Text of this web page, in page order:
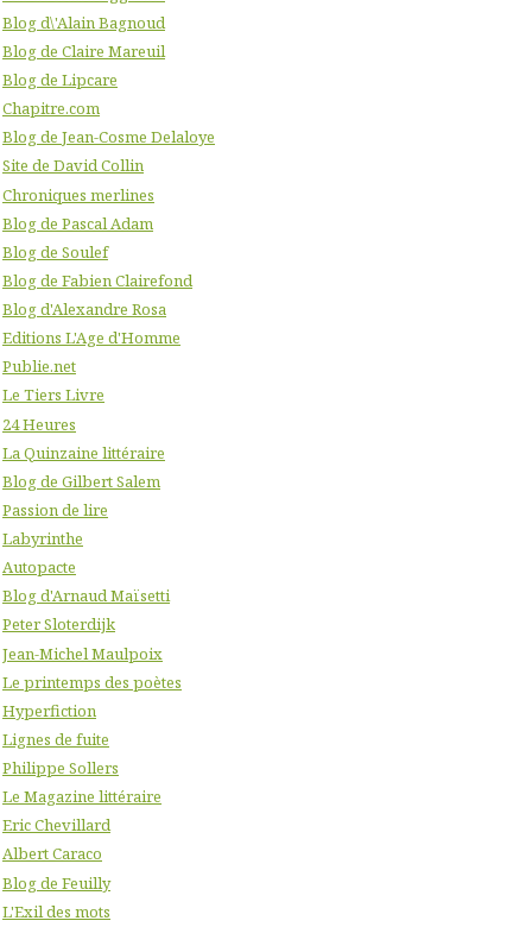
Blog d\'Alain Bagnoud
Blog de Claire Mareuil
Blog de Lipcare
Chapitre.com
Blog de Jean-Cosme Delaloye
Site de David Collin
Chroniques merlines
Blog de Pascal Adam
Blog de Soulef
Blog de Fabien Clairefond
Blog d'Alexandre Rosa
Editions L'Age d'Homme
Publie.net
Le Tiers Livre
24 Heures
La Quinzaine littéraire
Blog de Gilbert Salem
Passion de lire
Labyrinthe
Autopacte
Blog d'Arnaud Maïsetti
Peter Sloterdijk
Jean-Michel Maulpoix
Le printemps des poètes
Hyperfiction
Lignes de fuite
Philippe Sollers
Le Magazine littéraire
Eric Chevillard
Albert Caraco
Blog de Feuilly
L'Exil des mots